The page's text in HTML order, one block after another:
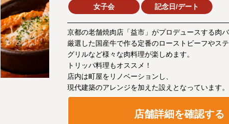
女子会 記念日/デート
京都の老舗焼肉店「益市」がプロデュースする肉バ
厳選した国産牛で作る定番のローストビーフやステ
グリルなど様々な肉料理が楽しめます。
トリッパ料理もオススメ！
店内は町屋をリノベーションし、
現代建築のアレンジを加えた設えとなっています。
店舗詳細を確認する